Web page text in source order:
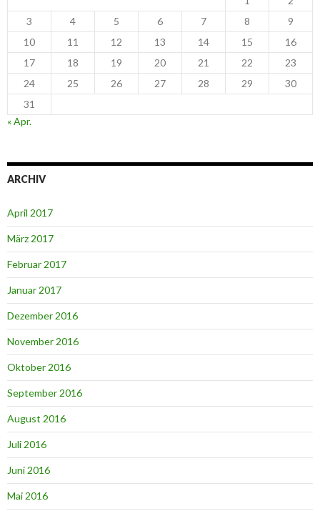
3
4 5 6 7 8
9
10
11 12 13 14 15
16
17
18 19 20 21 22
23
24
25 26 27 28 29
30
31
« Apr.
ARCHIV
April 2017
März 2017
Februar 2017
Januar 2017
Dezember 2016
November 2016
Oktober 2016
September 2016
August 2016
Juli 2016
Juni 2016
Mai 2016